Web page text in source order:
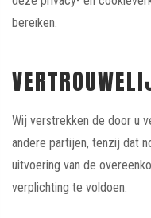
bereiken.
Wij verstrekken de door u
andere partijen, tenzij dat
uitvoering van de
verplichting te voldoen.